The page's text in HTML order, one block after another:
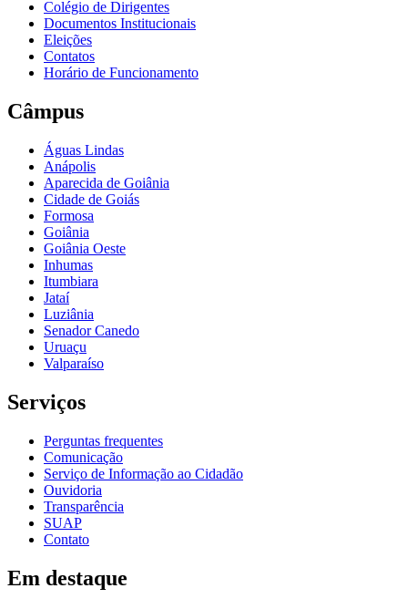
Colégio de Dirigentes
Documentos Institucionais
Eleições
Contatos
Horário de Funcionamento
Câmpus
Águas Lindas
Anápolis
Aparecida de Goiânia
Cidade de Goiás
Formosa
Goiânia
Goiânia Oeste
Inhumas
Itumbiara
Jataí
Luziânia
Senador Canedo
Uruaçu
Valparaíso
Serviços
Perguntas frequentes
Comunicação
Serviço de Informação ao Cidadão
Ouvidoria
Transparência
SUAP
Contato
Em destaque